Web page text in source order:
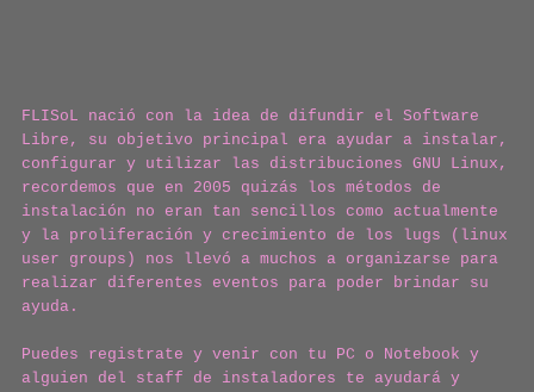
FLISoL nació con la idea de difundir el Software
Libre, su objetivo principal era ayudar a instalar,
configurar y utilizar las distribuciones GNU Linux,
recordemos que en 2005 quizás los métodos de
instalación no eran tan sencillos como actualmente
y la proliferación y crecimiento de los lugs (linux
user groups) nos llevó a muchos a organizarse para
realizar diferentes eventos para poder brindar su
ayuda.
Puedes registrate y venir con tu PC o Notebook y
alguien del staff de instaladores te ayudará y